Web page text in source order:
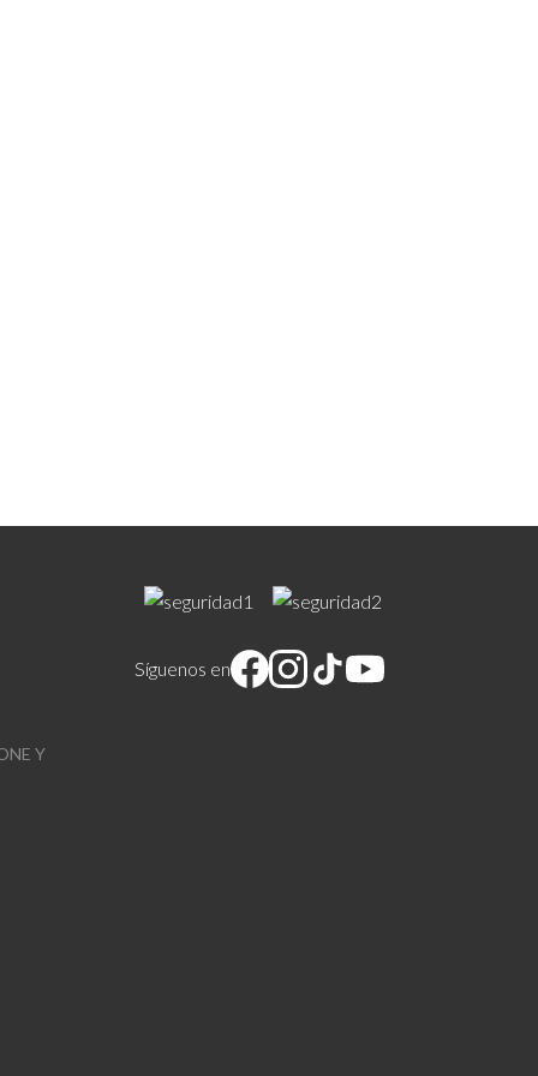
Y
Síguenos en